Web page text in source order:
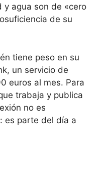
y agua son de «cero
de su
tiene peso en su
un servicio de
euros al mes. Para
trabaja y publica
no es
es parte del día a